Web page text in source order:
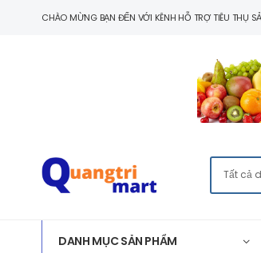
CHÀO MỪNG BẠN ĐẾN VỚI KÊNH HỖ TRỢ TIÊU THỤ
DANH MỤC SẢN PHẨM